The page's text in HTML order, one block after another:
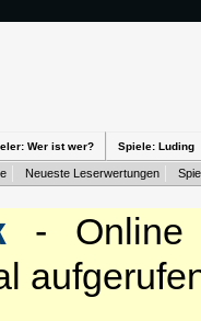
Wer ist wer? Spiele: Luding
Neueste Leserwertungen
- Online